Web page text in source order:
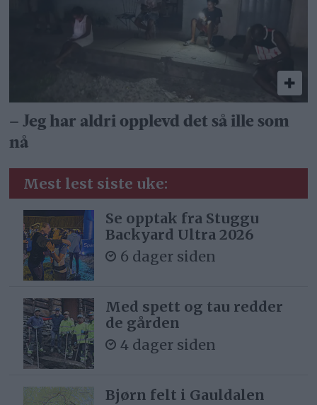
– Jeg har aldri opplevd det så ille som
nå
Mest lest siste uke:
Se opptak fra Stuggu
Backyard Ultra 2026
6 dager siden
Med spett og tau redder
de gården
4 dager siden
Bjørn felt i Gauldalen